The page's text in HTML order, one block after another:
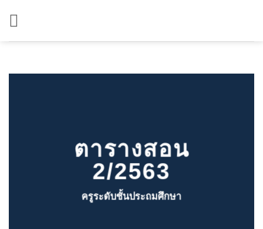
ไป
ยัง
ตารางสอน
2/2563
ครูระดับชั้นประถมศึกษา